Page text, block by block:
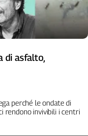
di asfalto,
perché le ondate di
rendono invivibili i centri